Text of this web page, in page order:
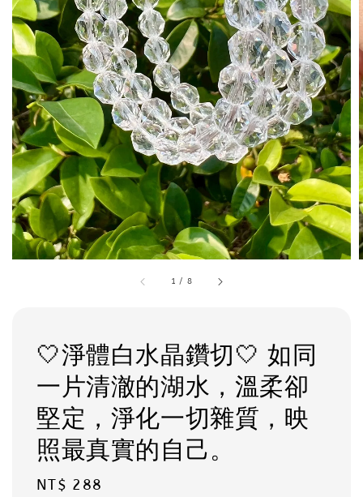
1 / 8
🤍淨體白水晶鑽切🤍 如同
一片清澈的湖水，溫柔卻
堅定，淨化一切雜質，映
照最真實的自己。
Regular
NT$ 288